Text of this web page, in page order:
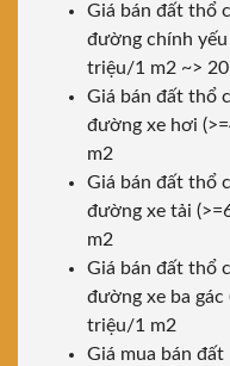
Giá bán đất thổ
đường chính
triệu/1 m2 ~>
Giá bán đất thổ
đường xe hơi
m2
Giá bán đất thổ
đường xe tải
m2
Giá bán đất thổ
đường xe ba
triệu/1 m2
Giá mua bán